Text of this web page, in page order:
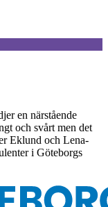
en närstående
och svårt men det
Eklund och Lena-
i Göteborgs